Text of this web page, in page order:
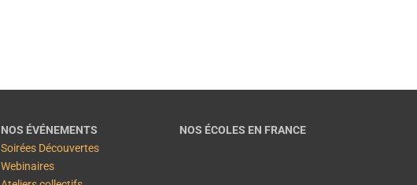
NOS ÉVÉNEMENTS
Soirées Découvertes
Webinaires
NOS ÉCOLES EN FRANCE